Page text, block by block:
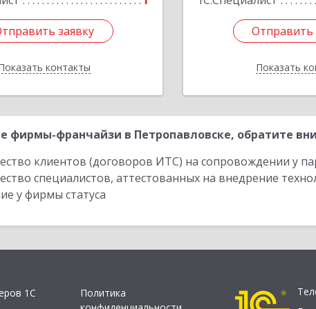
заявку
контакты
заявку
Назад
Отправить
Показать
Отправить
Назад
фирмы-франчайзи в Петропавловске, обратите
клиентов (договоров ИТС) на сопровождении у
специалистов, аттестованных на внедрение
у фирмы статуса
1С
Политика